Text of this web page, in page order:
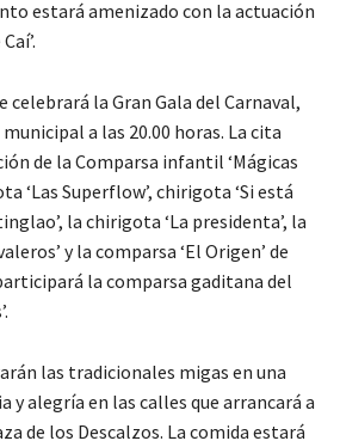
estará amenizado con la actuación
celebrará la Gran Gala del Carnaval,
a las 20.00 horas. La cita
de la Comparsa infantil ‘Mágicas
‘Las Superflow’, chirigota ‘Si está
la chirigota ‘La presidenta’, la
y la comparsa ‘El Origen’ de
la comparsa gaditana del
las tradicionales migas en una
y alegría en las calles que arrancará a
de los Descalzos. La comida estará